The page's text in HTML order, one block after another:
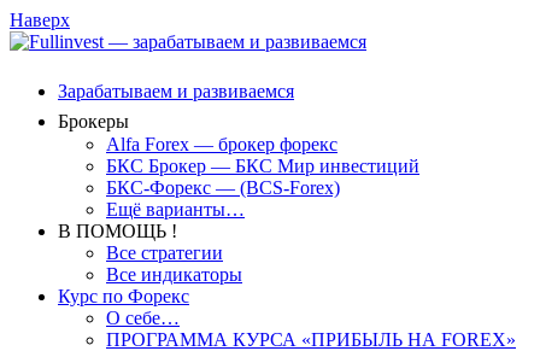
Наверх
Зарабатываем и развиваемся
Брокеры
Alfa Forex — брокер форекс
БКС Брокер — БКС Мир инвестиций
БКС-Форекс — (BCS-Forex)
Ещё варианты…
В ПОМОЩЬ !
Все стратегии
Все индикаторы
Курс по Форекс
О себе…
ПРОГРАММА КУРСА «ПРИБЫЛЬ НА FOREX»